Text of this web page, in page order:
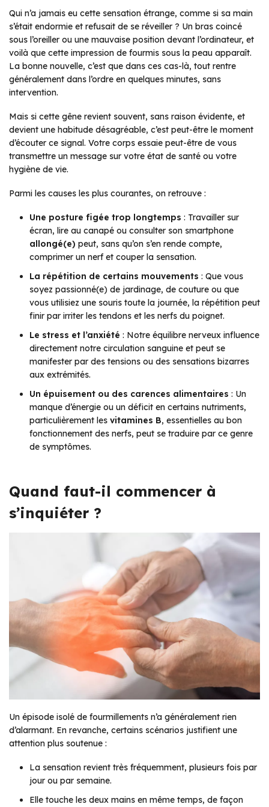
Qui n’a jamais eu cette sensation étrange, comme si sa main
s’était endormie et refusait de se réveiller ? Un bras coincé
sous l’oreiller ou une mauvaise position devant l’ordinateur, et
voilà que cette impression de fourmis sous la peau apparaît.
La bonne nouvelle, c’est que dans ces cas-là, tout rentre
généralement dans l’ordre en quelques minutes, sans
intervention.
Mais si cette gêne revient souvent, sans raison évidente, et
devient une habitude désagréable, c’est peut-être le moment
d’écouter ce signal. Votre corps essaie peut-être de vous
transmettre un message sur votre état de santé ou votre
hygiène de vie.
Parmi les causes les plus courantes, on retrouve :
Une posture figée trop longtemps : Travailler sur
écran, lire au canapé ou consulter son smartphone
allongé(e) peut, sans qu’on s’en rende compte,
comprimer un nerf et couper la sensation.
La répétition de certains mouvements : Que vous
soyez passionné(e) de jardinage, de couture ou que
vous utilisiez une souris toute la journée, la répétition peut
finir par irriter les tendons et les nerfs du poignet.
Le stress et l’anxiété : Notre équilibre nerveux influence
directement notre circulation sanguine et peut se
manifester par des tensions ou des sensations bizarres
aux extrémités.
Un épuisement ou des carences alimentaires : Un
manque d’énergie ou un déficit en certains nutriments,
particulièrement les vitamines B, essentielles au bon
fonctionnement des nerfs, peut se traduire par ce genre
de symptômes.
Quand faut-il commencer à
s’inquiéter ?
Un épisode isolé de fourmillements n’a généralement rien
d’alarmant. En revanche, certains scénarios justifient une
attention plus soutenue :
La sensation revient très fréquemment, plusieurs fois par
jour ou par semaine.
Elle touche les deux mains en même temps, de façon